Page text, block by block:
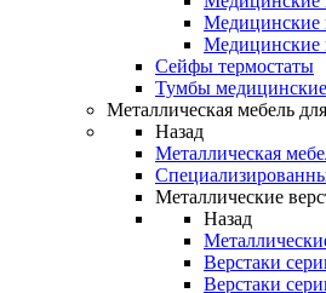
Медицинские
Медицинские
Сейфы термостаты
Тумбы
Металлическая мебель
Назад
Металлическая
Металлические
Назад
Верстаки
Верстаки